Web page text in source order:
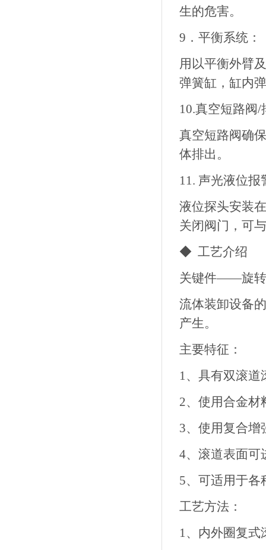
生的危害。
9．平衡系统：
用以平衡外臂
弹簧缸，缸内
10.真空短路阀/
真空短路阀确
体排出。
11. 声光液位
液位探头安装
关闭阀门，可
◆ 工艺介绍
关键件——旋转
流体装卸设备
产生。
主要特征：
1、具有双滚道
2、使用合金材
3、使用复合增
4、滚道表面可
5、可适用于各
工艺方法：
1、内外圈复式